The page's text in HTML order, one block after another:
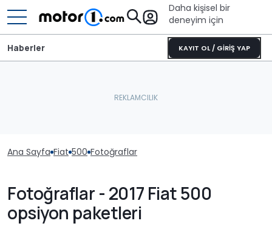
Daha kişisel bir
deneyim için
KAYIT OL / GİRİŞ YAP
Haberler
Ana Sayfa Fiat 500 Fotoğraflar
Fotoğraflar - 2017 Fiat 500
opsiyon paketleri